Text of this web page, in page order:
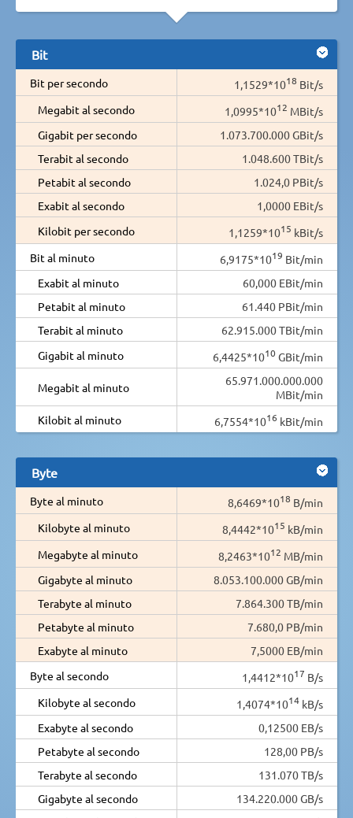
Bit
Bit per secondo 1,1529*1018 Bit/s
Megabit al secondo
1,0995*1012 MBit/s
Gigabit per secondo
1.073.700.000 GBit/s
Terabit al secondo
1.048.600 TBit/s
Petabit al secondo
1.024,0 PBit/s
Exabit al secondo
1,0000 EBit/s
Kilobit per secondo
1,1259*1015 kBit/s
Bit al minuto
6,9175*1019 Bit/min
Exabit al minuto
60,000 EBit/min
Petabit al minuto
61.440 PBit/min
Terabit al minuto
62.915.000 TBit/min
Gigabit al minuto
6,4425*1010 GBit/min
Megabit al minuto
65.971.000.000.000
MBit/min
Kilobit al minuto
6,7554*1016 kBit/min
Byte
Byte al minuto 8,6469*1018 B/min
Kilobyte al minuto
8,4442*1015 kB/min
Megabyte al minuto
8,2463*1012 MB/min
Gigabyte al minuto
8.053.100.000 GB/min
Terabyte al minuto
7.864.300 TB/min
Petabyte al minuto
7.680,0 PB/min
Exabyte al minuto
7,5000 EB/min
Byte al secondo
1,4412*1017 B/s
Kilobyte al secondo
1,4074*1014 kB/s
Exabyte al secondo
0,12500 EB/s
Petabyte al secondo
128,00 PB/s
Terabyte al secondo
131.070 TB/s
Gigabyte al secondo
134.220.000 GB/s